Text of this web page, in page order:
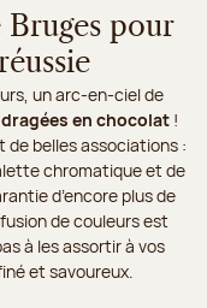
Bruges pour
un arc-en-ciel de
en chocolat !
de belles associations :
chromatique et de
d’encore plus de
de couleurs est
à les assortir à vos
et savoureux.